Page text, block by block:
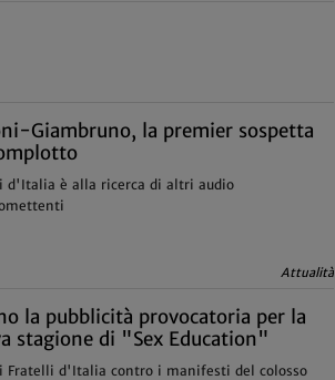
Giambruno, la premier sospetta
d'Italia è alla ricerca di altri audio
Attualità
la pubblicità provocatoria per la
stagione di "Sex Education"
Fratelli d'Italia contro i manifesti del colosso